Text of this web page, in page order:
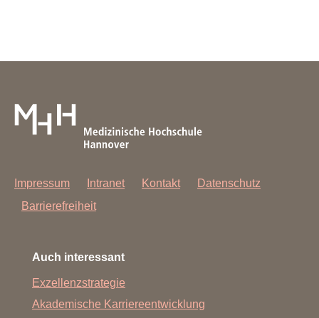
Impressum Intranet Kontakt
Datenschutz
Barrierefreiheit
Auch interessant
Exzellenzstrategie
Akademische Karriereentwicklung